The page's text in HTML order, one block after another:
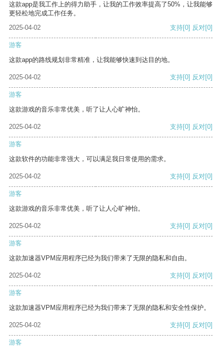
这款app是我工作上的得力助手，让我的工作效率提高了50%，让我能够
更轻松地完成工作任务。
2025-04-02
支持[0] 反对[0]
游客
这款app的路线规划非常精准，让我能够快速到达目的地。
2025-04-02 支持[0] 反对[0]
游客
这款游戏的音乐非常优美，听了让人心旷神怡。
2025-04-02 支持[0] 反对[0]
游客
这款软件的功能非常强大，可以满足我日常使用的需求。
2025-04-02 支持[0] 反对[0]
游客
这款游戏的音乐非常优美，听了让人心旷神怡。
2025-04-02 支持[0] 反对[0]
游客
这款加速器VPM应用程序已经为我们带来了无限的隐私和自由。
2025-04-02 支持[0] 反对[0]
游客
这款加速器VPM应用程序已经为我们带来了无限的隐私和安全性保护。
2025-04-02 支持[0] 反对[0]
游客